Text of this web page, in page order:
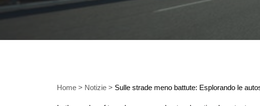
Home > Notizie > Sulle strade meno battute: Esplorando le